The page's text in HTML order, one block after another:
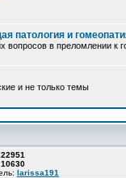
патология и
вопросов в преломлении к
и не только темы
10630
larissa191